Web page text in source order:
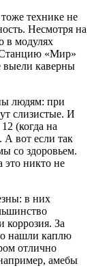
технике не
Несмотря на
в модулях
«Мир»
выели каверны
людям: при
слизистые. И
(когда на
А вот если так
со здоровьем.
это никто не
в них
коррозия. За
нашли каплю
отлично
амебы